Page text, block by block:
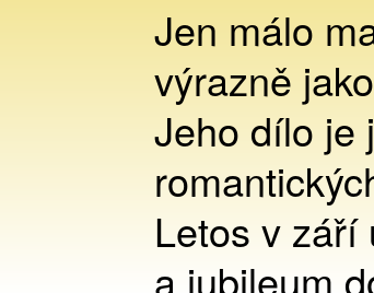
Jen málo
výrazně
Jeho dílo je
Letos v září
a jubileum